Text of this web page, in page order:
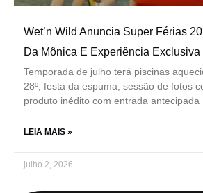
Wet’n Wild Anuncia Super Férias
Da Mônica E Experiência
Temporada de julho terá piscinas
28º, festa da espuma, sessão de fotos
produto inédito com entrada antecipada
LEIA MAIS »
julho 2, 2026